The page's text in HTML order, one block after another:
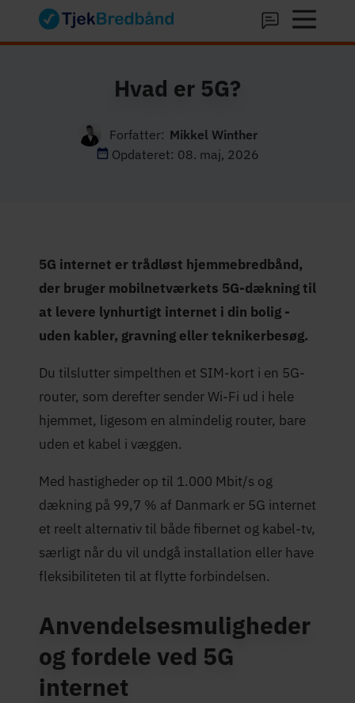
Hvad er 5G?
Forfatter: Mikkel Winther
Opdateret: 08. maj, 2026
5G internet er trådløst hjemmebredbånd,
der bruger mobilnetværkets 5G-dækning til
at levere lynhurtigt internet i din bolig -
uden kabler, gravning eller teknikerbesøg.
Du tilslutter simpelthen et SIM-kort i en 5G-
router, som derefter sender Wi-Fi ud i hele
hjemmet, ligesom en almindelig router, bare
uden et kabel i væggen.
Med hastigheder op til 1.000 Mbit/s og
dækning på 99,7 % af Danmark er 5G internet
et reelt alternativ til både fibernet og kabel-tv,
særligt når du vil undgå installation eller have
fleksibiliteten til at flytte forbindelsen.
Anvendelsesmuligheder
og fordele ved 5G
internet